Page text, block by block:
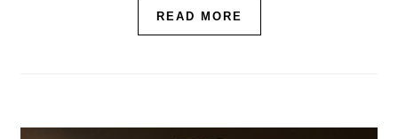
READ MORE